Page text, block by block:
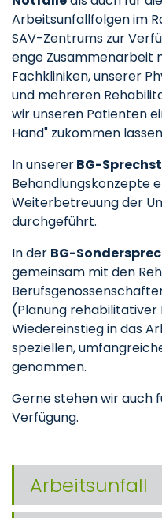
Arbeitsunfallfolgen im
SAV-Zentrums zur
enge Zusammenarbeit
Fachkliniken, unserer
und mehreren
wir unseren Patienten
Hand" zukommen
In unsererBG-
Behandlungskonzepte
Weiterbetreuung der
durchgeführt.
In der BG-
gemeinsam mit den
(Planung
Wiedereinstieg in das
speziellen,
genommen.
Gerne stehen wir auch
Verfügung.
Arbeitsunfall